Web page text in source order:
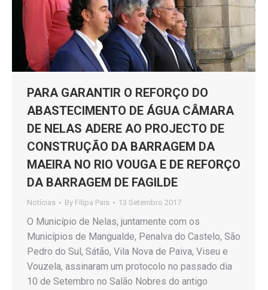
PARA GARANTIR O REFORÇO DO
ABASTECIMENTO DE ÁGUA CÂMARA
DE NELAS ADERE AO PROJECTO DE
CONSTRUÇÃO DA BARRAGEM DA
MAEIRA NO RIO VOUGA E DE REFORÇO
DA BARRAGEM DE FAGILDE
Notícias By Filipa Pais 13 Setembro 2017
O Município de Nelas, juntamente com os
Municípios de Mangualde, Penalva do Castelo, São
Pedro do Sul, Sátão, Vila Nova de Paiva, Viseu e
Vouzela, assinaram um protocolo no passado dia
10 de Setembro no Salão Nobres do antigo